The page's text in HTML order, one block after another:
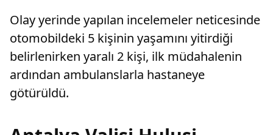
Olay yerinde yapılan incelemeler neticesinde
otomobildeki 5 kişinin yaşamını yitirdiği
belirlenirken yaralı 2 kişi, ilk müdahalenin
ardından ambulanslarla hastaneye
götürüldü.